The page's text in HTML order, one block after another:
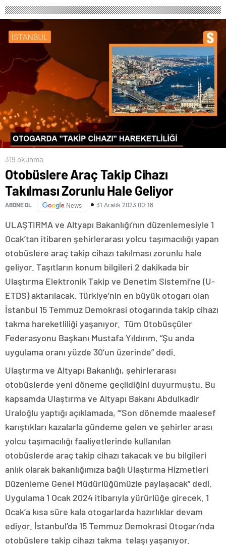
319 okunma
Otobüslere Araç Takip Cihazı
Takılması Zorunlu Hale Geliyor
ABONE OL News 31 Aralık 2023 00:18
ULAŞTIRMA ve Altyapı Bakanlığı’nın düzenlemesiyle 1
Ocak’tan itibaren şehirlerarası yolcu taşımacılığı yapan
otobüslere araç takip cihazı takılması zorunlu hale
geliyor. Taşıtların konum bilgileri 2 dakikada bir
Ulaştırma Elektronik Takip ve Denetim Sistemi’ne (U-
ETDS) aktarılacak. Türkiye’nin en büyük otogarı olan
İstanbul 15 Temmuz Demokrasi otogarında takip cihazı
takma hareketliliği yaşanıyor. Tüm Otobüsçüler
Federasyonu Başkanı Mustafa Yıldırım, “Şu anda
uygulama oranı yüzde 30’un üzerinde” dedi.
Ulaştırma ve Altyapı Bakanlığı, şehirlerarası
otobüslerde yeni döneme geçildiğini duyurmuştu. Bu
kapsamda Ulaştırma ve Altyapı Bakanı Abdulkadir
Uraloğlu yaptığı açıklamada, “‘Son dönemde maalesef
karıştıkları kazalarla gündeme gelen ve şehirler arası
yolcu taşımacılığı faaliyetlerinde kullanılan
otobüslerde araç takip cihazı takacak ve bu bilgileri
anlık olarak bakanlığımıza bağlı Ulaştırma Hizmetleri
Düzenleme Genel Müdürlüğümüzle paylaşacak” dedi.
Uygulama 1 Ocak 2024 itibarıyla yürürlüğe girecek. 1
Ocak’a kısa süre kala otogarlarda hazırlıklar devam
ediyor. İstanbul’da 15 Temmuz Demokrasi Otogarı’nda
otobüslere takip cihazı takma telaşı yaşanıyor.